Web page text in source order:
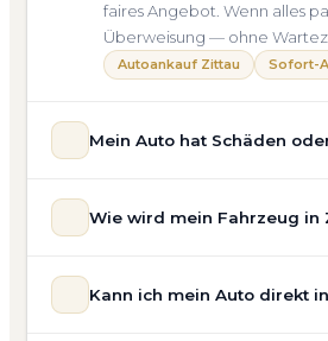
faires Angebot. Wenn alles
Überweisung — ohne
Autoankauf Zittau Sofort-
Mein Auto hat Schäden
allgemeinem
Unfallwagen Zittau
Wie wird mein Fahrzeug
Marke, Modell, Baujahr,
Kann ich mein Auto direkt